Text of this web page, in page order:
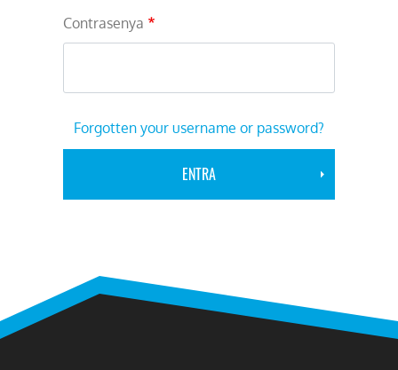
Contrasenya
Forgotten your username or password?